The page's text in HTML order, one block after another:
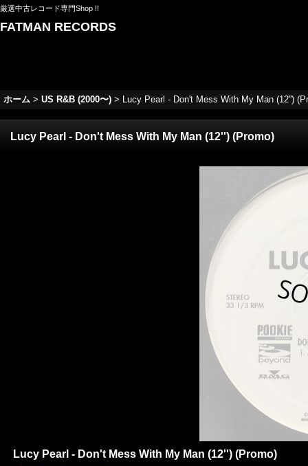
厳選中古レコード専門Shop !!
FATMAN RECORDS
ホーム > US R&B (2000〜) > Lucy Pearl - Don't Mess With My Man (12'')
Lucy Pearl - Don't Mess With My Man (12'') (Promo)
Lucy Pearl - Don't Mess With My Man (12'') (Promo)